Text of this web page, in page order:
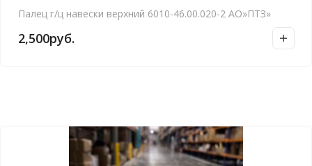
Палец г/ц навески верхний 6010-46.00.020-2 АО»ПТЗ»
2,500руб.